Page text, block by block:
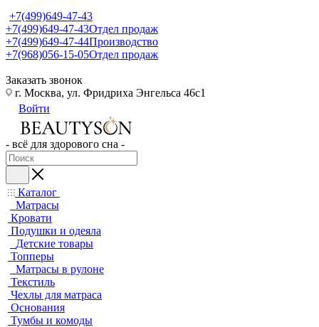
+7(499)649-47-43
+7(499)649-47-43Отдел продаж
+7(499)649-47-44Производство
+7(968)056-15-05Отдел продаж
Заказать звонок
г. Москва, ул. Фридриха Энгельса 46с1
Войти
- всё для здорового сна -
Каталог
Матрасы
Кровати
Подушки и одеяла
Детские товары
Топперы
Матрасы в рулоне
Текстиль
Чехлы для матраса
Основания
Тумбы и комоды